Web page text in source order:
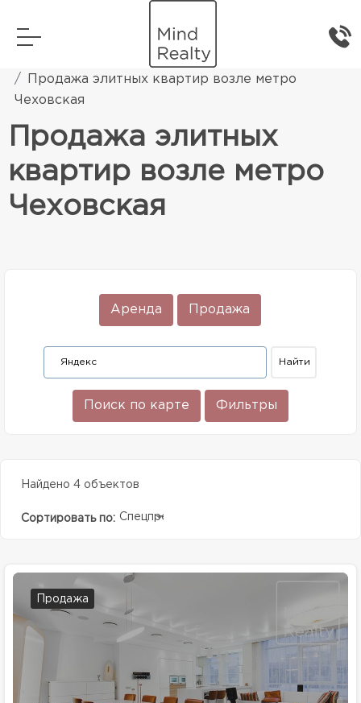
Элитная жилая недвижимость
Продажа элитных квартир возле метро
Чеховская
Продажа элитных
квартир возле метро
Чеховская
Аренда Продажа
Поиск по карте Фильтры
Найдено 4 объектов
Сортировать по: Спецпредолжение
Продажа